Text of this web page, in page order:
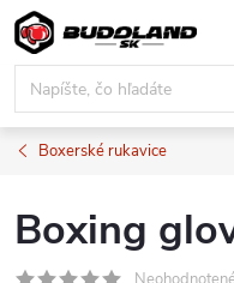
Prejsť
na
obsah
Boxerské rukavice
Boxing